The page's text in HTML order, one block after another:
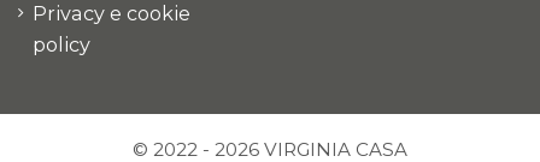
Privacy e cookie
policy
© 2022 - 2026 VIRGINIA CASA